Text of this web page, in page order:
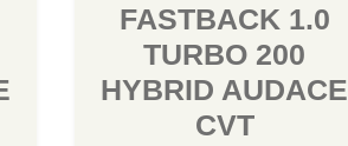
FASTBACK 1.0
TURBO 200
HYBRID AUDACE
CVT